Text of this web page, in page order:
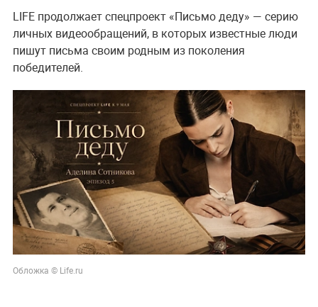
LIFE продолжает спецпроект «Письмо деду» — серию
личных видеообращений, в которых известные люди
пишут письма своим родным из поколения
победителей.
Обложка © Life.ru